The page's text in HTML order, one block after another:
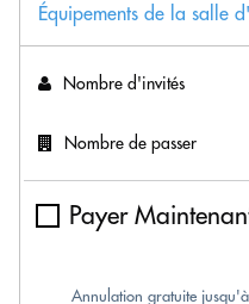
Équipements de la salle
Nombre d'invités
Nombre de passer
Payer
Annulation gratuite